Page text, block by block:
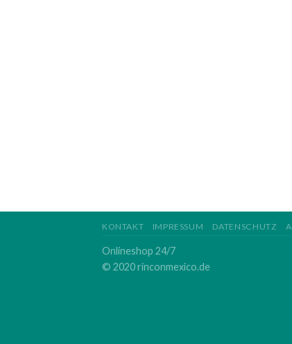
KONTAKT IMPRESSUM DATENSCHUTZ
Onlineshop 24/7
© 2020 rinconmexico.de